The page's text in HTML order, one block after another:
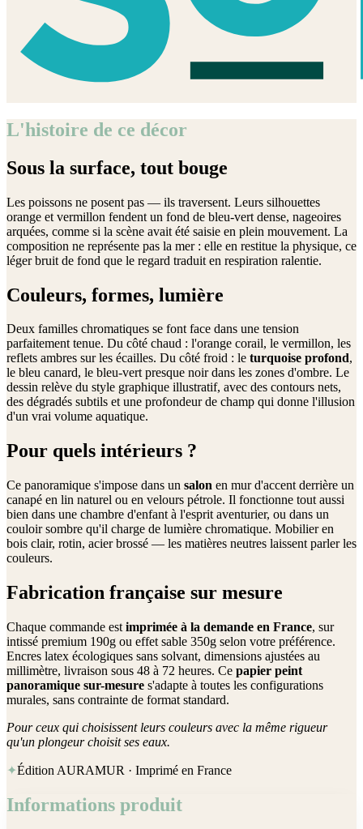
L'histoire de ce décor
Sous la surface, tout bouge
Les poissons ne posent pas — ils traversent. Leurs silhouettes
orange et vermillon fendent un fond de bleu-vert dense, nageoires
arquées, comme si la scène avait été saisie en plein mouvement. La
composition ne représente pas la mer : elle en restitue la physique, ce
léger bruit de fond que le regard traduit en respiration ralentie.
Couleurs, formes, lumière
Deux familles chromatiques se font face dans une tension
parfaitement tenue. Du côté chaud : l'orange corail, le vermillon, les
reflets ambres sur les écailles. Du côté froid : le turquoise profond,
le bleu canard, le bleu-vert presque noir dans les zones d'ombre. Le
dessin relève du style graphique illustratif, avec des contours nets,
des dégradés subtils et une profondeur de champ qui donne l'illusion
d'un vrai volume aquatique.
Pour quels intérieurs ?
Ce panoramique s'impose dans un salon en mur d'accent derrière un
canapé en lin naturel ou en velours pétrole. Il fonctionne tout aussi
bien dans une chambre d'enfant à l'esprit aventurier, ou dans un
couloir sombre qu'il charge de lumière chromatique. Mobilier en
bois clair, rotin, acier brossé — les matières neutres laissent parler les
couleurs.
Fabrication française sur mesure
Chaque commande est imprimée à la demande en France, sur
intissé premium 190g ou effet sable 350g selon votre préférence.
Encres latex écologiques sans solvant, dimensions ajustées au
millimètre, livraison sous 48 à 72 heures. Ce papier peint
panoramique sur-mesure s'adapte à toutes les configurations
murales, sans contrainte de format standard.
Pour ceux qui choisissent leurs couleurs avec la même rigueur
qu'un plongeur choisit ses eaux.
✦Édition AURAMUR · Imprimé en France
Informations produit